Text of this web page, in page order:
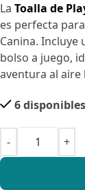
La Toalla de
es perfecta
Canina. Incluye
bolso a juego,
aventura al aire
6 disponibles